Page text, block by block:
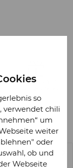
so
verwendet chili
um
weiter
oder
ob und
Webseite